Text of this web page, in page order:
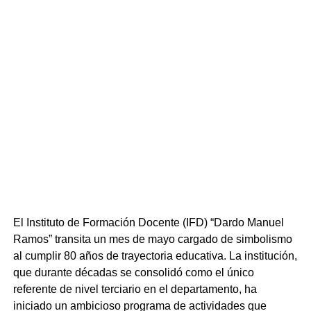
El Instituto de Formación Docente (IFD) “Dardo Manuel
Ramos” transita un mes de mayo cargado de simbolismo
al cumplir 80 años de trayectoria educativa. La institución,
que durante décadas se consolidó como el único
referente de nivel terciario en el departamento, ha
iniciado un ambicioso programa de actividades que